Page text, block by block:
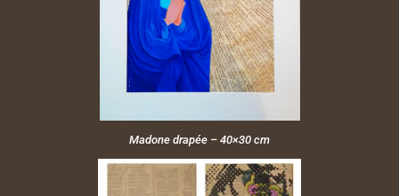
Madone drapée – 40×30 cm